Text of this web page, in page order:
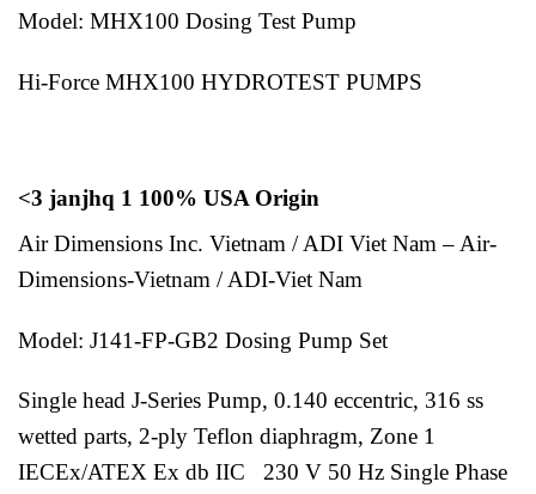
Model: MHX100 Dosing Test Pump
Hi-Force MHX100 HYDROTEST PUMPS
<3 janjhq 1 100% USA Origin
Air Dimensions Inc. Vietnam / ADI Viet Nam – Air-
Dimensions-Vietnam / ADI-Viet Nam
Model: J141-FP-GB2 Dosing Pump Set
Single head J-Series Pump, 0.140 eccentric, 316 ss
wetted parts, 2-ply Teflon diaphragm, Zone 1
IECEx/ATEX Ex db IIC 230 V 50 Hz Single Phase